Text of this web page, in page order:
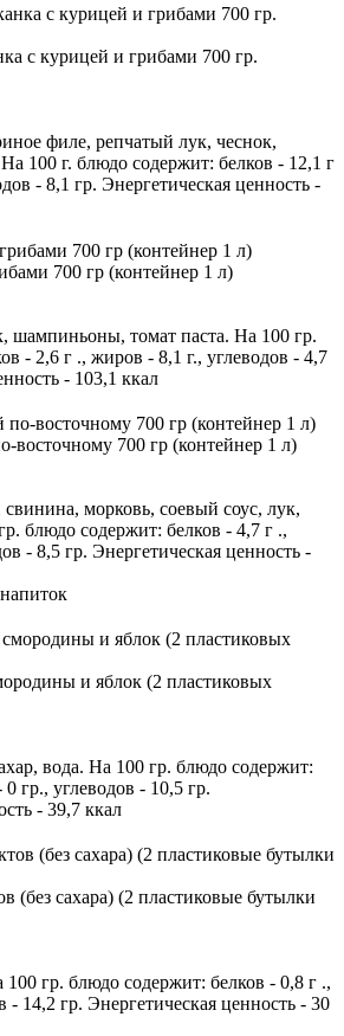
с курицей и грибами 700 гр.
филе, репчатый лук, чеснок,
100 г. блюдо содержит: белков - 12,1 г
- 8,1 гр. Энергетическая ценность -
700 гр (контейнер 1 л)
шампиньоны, томат паста. На 100 гр.
- 2,6 г ., жиров - 8,1 г., углеводов - 4,7
- 103,1 ккал
восточному 700 гр (контейнер 1 л)
морковь, соевый соус, лук,
блюдо содержит: белков - 4,7 г .,
- 8,5 гр. Энергетическая ценность -
и яблок (2 пластиковых
вода. На 100 гр. блюдо содержит:
гр., углеводов - 10,5 гр.
- 39,7 ккал
(без сахара) (2 пластиковые бутылки
гр. блюдо содержит: белков - 0,8 г .,
- 14,2 гр. Энергетическая ценность - 30